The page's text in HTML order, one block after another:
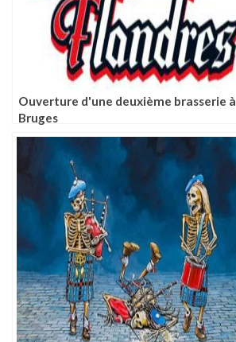
Ouverture d'une deuxième brasserie à
Bruges